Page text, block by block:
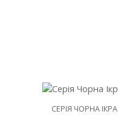
НОВИНКА
СЕРІЯ ЧОРНА ІКРА